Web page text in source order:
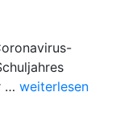
… „Sportlicher
weiterlesen